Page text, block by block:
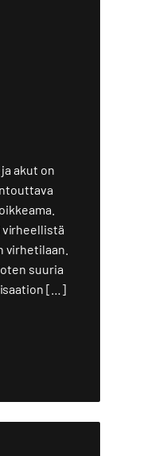
akut on
suuria
[…]